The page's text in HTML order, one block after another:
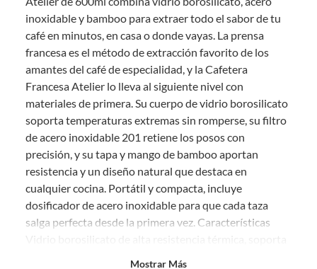
Productos que, por su naturaleza, no puedan ser devueltos,
puedan deteriorarse o caducar con rapidez.
Confeccionados a la medida.
De uso personal.
En sodimac.cl te damos 30 días desde que recibes el producto
estar en perfecto estado, con todas sus etiquetas y sin uso, tal como te lo
entregamos.
Productos digitales que se entregan a través de una descarga
electrónica, por ejemplo, cupones de experiencia o programas
para el computador.
Productos a pedido o confeccionados a medida.
Productos que han sido informados como imperfectos, usados,
reparados, abiertos, de segunda selección, remanufacturados o
inoxidable y bamboo para extraer todo el sabor de tu
café en minutos, en casa o donde vayas. La prensa
francesa es el método de extracción favorito de los
amantes del café de especialidad, y la Cafetera
Francesa Atelier lo lleva al siguiente nivel con
materiales de primera. Su cuerpo de vidrio borosilicato
soporta temperaturas extremas sin romperse, su filtro
de acero inoxidable 201 retiene los posos con
precisión, y su tapa y mango de bamboo aportan
resistencia y un diseño natural que destaca en
cualquier cocina. Portátil y compacta, incluye
dosificador de acero inoxidable para que cada taza
salga perfecta desde la primera vez. Características
Mostrar Más